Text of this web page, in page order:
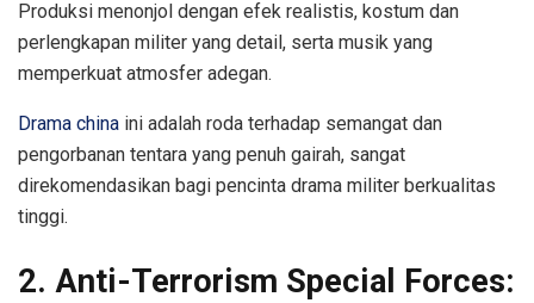
Produksi menonjol dengan efek realistis, kostum dan
perlengkapan militer yang detail, serta musik yang
memperkuat atmosfer adegan.
Drama china ini adalah roda terhadap semangat dan
pengorbanan tentara yang penuh gairah, sangat
direkomendasikan bagi pencinta drama militer berkualitas
tinggi.
2. Anti-Terrorism Special Forces: